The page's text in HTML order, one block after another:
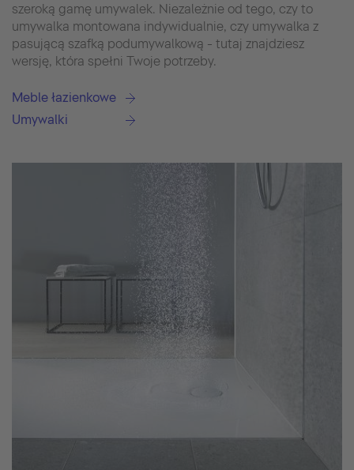
szeroką gamę umywalek. Niezależnie od tego, czy to
umywalka montowana indywidualnie, czy umywalka z
pasującą szafką podumywalkową - tutaj znajdziesz
wersję, która spełni Twoje potrzeby.
Meble łazienkowe
Umywalki